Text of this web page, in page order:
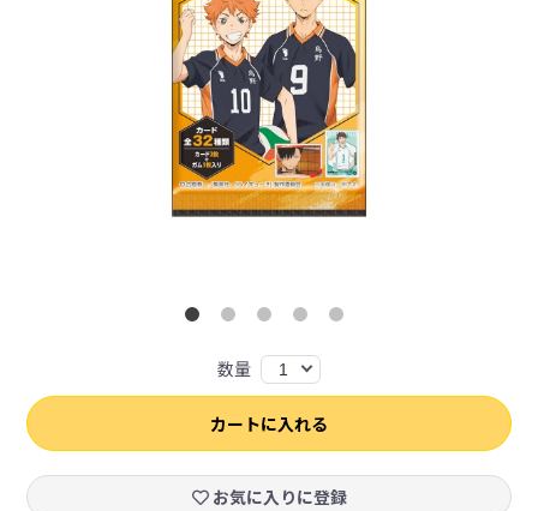
数量 1
カートに入れる
お気に入りに登録